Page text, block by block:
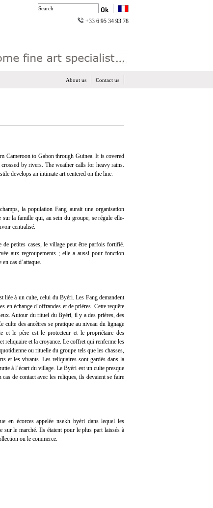
+33 6 95 34 93 78
Contact us
About us
Cameroon to Gabon through Guinea. It is covered
by rivers. The weather calls for heavy rains.
develops an intimate art centered on the line.
la population Fang aurait une organisation
sur la famille qui, au sein du groupe, se régule elle-
centralisé.
de petites cases, le village peut être parfois fortifié.
aux regroupements ; elle a aussi pour fonction
cas d’attaque.
liée à un culte, celui du Byéri. Les Fang demandent
en échange d’offrandes et de prières. Cette requête
Autour du rituel du Byéri, il y a des prières, des
culte des ancêtres se pratique au niveau du lignage
et le père est le protecteur et le propriétaire des
reliquaire et la croyance. Le coffret qui renferme les
ou rituelle du groupe tels que les chasses,
et les vivants. Les reliquaires sont gardés dans la
à l’écart du village. Le Byéri est un culte presque
de contact avec les reliques, ils devaient se faire
en écorces appelée nsekh byéri dans lequel les
sur le marché. Ils étaient pour le plus part laissés à
ou le commerce.